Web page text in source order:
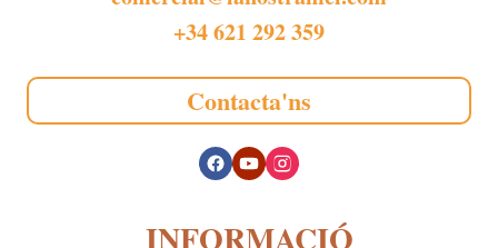
+34 621 292 359
Contacta'ns
INFORMACIÓ